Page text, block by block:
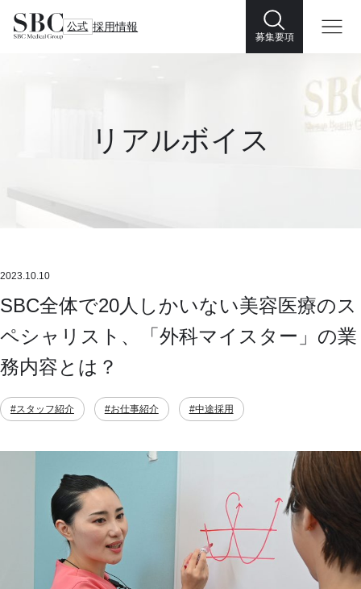
公式 採用情報
募集要項
リアルボイス
2023.10.10
SBC全体で20人しかいない美容医療のス
ペシャリスト、「外科マイスター」の業
務内容とは？
#スタッフ紹介 #お仕事紹介 #中途採用